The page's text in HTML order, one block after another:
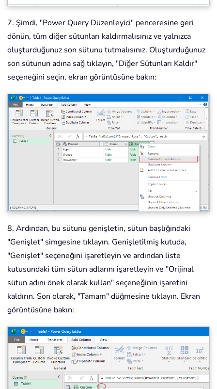
7. Şimdi, "Power Query Düzenleyici" penceresine geri
dönün, tüm diğer sütunları kaldırmalısınız ve yalnızca
oluşturduğunuz son sütunu tutmalısınız. Oluşturduğunuz
son sütunun adına sağ tıklayın, "Diğer Sütunları Kaldır"
seçeneğini seçin, ekran görüntüsüne bakın:
8. Ardından, bu sütunu genişletin, sütun başlığındaki
"Genişlet" simgesine tıklayın. Genişletilmiş kutuda,
"Genişlet" seçeneğini işaretleyin ve ardından liste
kutusundaki tüm sütun adlarını işaretleyin ve "Orijinal
sütun adını önek olarak kullan" seçeneğinin işaretini
kaldırın. Son olarak, "Tamam" düğmesine tıklayın. Ekran
görüntüsüne bakın: